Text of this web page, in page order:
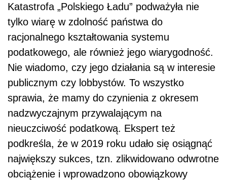
Katastrofa „Polskiego Ładu” podważyła nie
tylko wiarę w zdolność państwa do
racjonalnego kształtowania systemu
podatkowego, ale również jego wiarygodność.
Nie wiadomo, czy jego działania są w interesie
publicznym czy lobbystów. To wszystko
sprawia, że mamy do czynienia z okresem
nadzwyczajnym przywalającym na
nieuczciwość podatkową. Ekspert też
podkreśla, że w 2019 roku udało się osiągnąć
największy sukces, tzn. zlikwidowano odwrotne
obciążenie i wprowadzono obowiązkowy